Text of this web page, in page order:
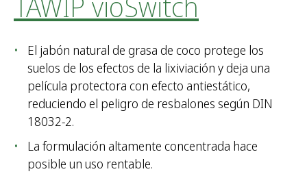
El jabón natural de grasa de coco protege los
suelos de los efectos de la lixiviación y deja una
película protectora con efecto antiestático,
reduciendo el peligro de resbalones según DIN
18032-2.
La formulación altamente concentrada hace
posible un uso rentable.